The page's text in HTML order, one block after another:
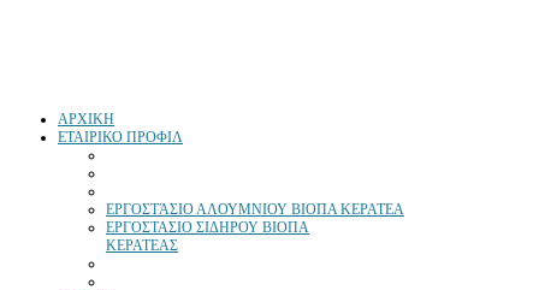
ΑΡΧΙΚΗ
ΕΤΑΙΡΙΚΟ ΠΡΟΦΙΛ
ΕΡΓΟΣΤΆΣΙΟ ΑΛΟΥΜΝΙΟΥ ΒΙΟΠΑ ΚΕΡΑΤΕΑ
ΕΡΓΟΣΤΑΣΙΟ ΣΙΔΗΡΟΥ ΒΙΟΠΑ
ΚΕΡΑΤΕΑΣ